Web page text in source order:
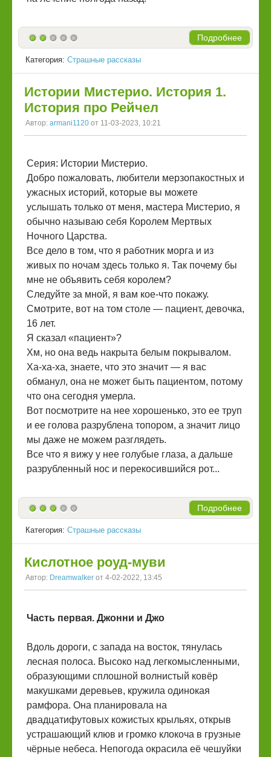
Подробнее
Категория: Страшные рассказы
Истории Мистерио. История 1.
История про Рейчел
Автор: armani1120 от 11-03-2023, 10:21
Серия: Истории Мистерио.
Добро пожаловать, любители мерзопакостных и
ужасных историй, которые вы можете
услышать только от меня, мастера Мистерио, я
обычно называю себя Королем Мертвых
Ночного Царства.
Все дело в том, что я работник морга и из
живых по ночам здесь только я. Так почему бы
мне не объявить себя королем?
Следуйте за мной, я вам кое-что покажу.
Смотрите, вот на том столе — пациент, девочка,
16 лет.
Я сказал «пациент»?
Хм, но она ведь накрыта белым покрывалом.
Ха-ха-ха, знаете, что это значит — я вас
обманул, она не может быть пациентом, потому
что она сегодня умерла.
Вот посмотрите на нее хорошенько, это ее труп
и ее голова разрублена топором, а значит лицо
мы даже не можем разглядеть.
Все что я вижу у нее голубые глаза, а дальше
разрубленный нос и перекосившийся рот...
Подробнее
Категория: Страшные рассказы
Кислотное роуд-муви
Автор: Dreamwalker от 4-02-2022, 13:45
Часть первая. Джонни и Джо
Вдоль дороги, с запада на восток, тянулась
лесная полоса. Высоко над легкомысленными,
образующими сплошной волнистый ковёр
макушками деревьев, кружила одинокая
рамфора. Она планировала на
двадцатифутовых кожистых крыльях, открыв
устрашающий клюв и громко клокоча в грузные
чёрные небеса. Непогода окрасила её чешуйки